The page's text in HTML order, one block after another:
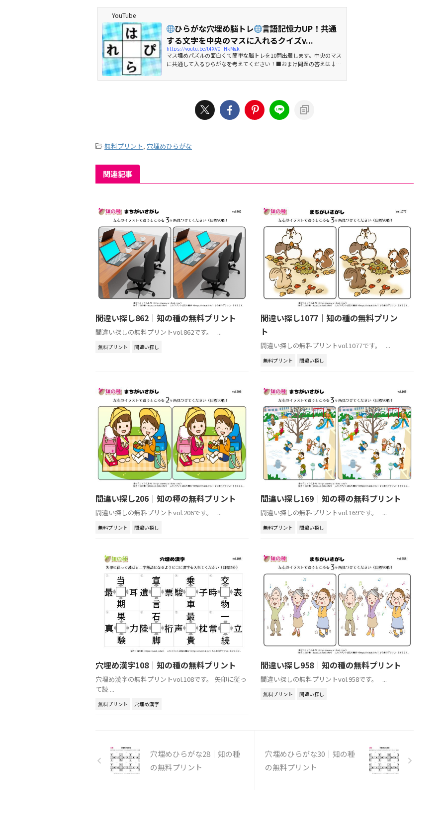
YouTube
ひらがな穴埋め脳トレ
言語記憶力UP！共通
する文字を中央のマスに入れるクイズv...
https://youtu.be/t4XV0_HkMgk
マス埋めパズルの面白くて簡単な脳トレを10問出題します。中央のマス
に共通して入るひらがなを考えてください！■おまけ問題の答えは↓ht
があると言われています。わからなくてもしっかりと考えることで脳を
-無料プリント, 穴埋めひらがな
関連記事
間違い探し862｜知の種の無料プリント
間違い探しの無料プリントvol.862です。 ...
無料プリント 間違い探し
間違い探し1077｜知の種の無料プリン
ト
間違い探しの無料プリントvol.1077です。 ...
無料プリント 間違い探し
間違い探し206｜知の種の無料プリント
間違い探しの無料プリントvol.206です。 ...
無料プリント 間違い探し
間違い探し169｜知の種の無料プリント
間違い探しの無料プリントvol.169です。 ...
無料プリント 間違い探し
穴埋め漢字108｜知の種の無料プリント
穴埋め漢字の無料プリントvol.108です。 矢印に従っ
て読 ...
無料プリント 穴埋め漢字
間違い探し958｜知の種の無料プリント
間違い探しの無料プリントvol.958です。 ...
無料プリント 間違い探し
穴埋めひらがな28｜知の種
の無料プリント
穴埋めひらがな30｜知の種
の無料プリント